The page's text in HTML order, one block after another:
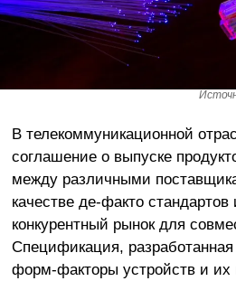
В телекоммуникационной
соглашение о выпуске
между различными
качестве де-факто
конкурентный рынок для
Спецификация,
форм-факторы устройств и их